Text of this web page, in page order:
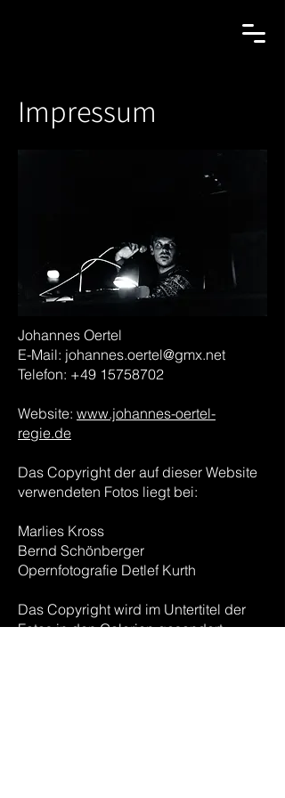
Impressum
Johannes Oertel
E-Mail: johannes.oertel@gmx.net
Telefon: +49 15758702
Website: www.johannes-oertel-
regie.de
Das Copyright der auf dieser Website
verwendeten Fotos liegt bei:
Marlies Kross
Bernd Schönberger
Opernfotografie Detlef Kurth
Das Copyright wird im Untertitel der
Fotos in den Galerien gesondert